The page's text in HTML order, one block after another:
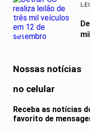
04
Nossas notícias
no celular
Receba as notícias
favorito de